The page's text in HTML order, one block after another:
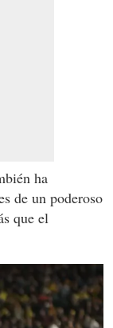
ha
de un poderoso
que el